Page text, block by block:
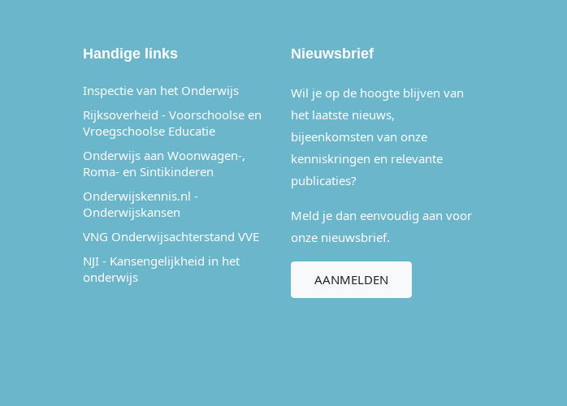
Handige links
Inspectie van het Onderwijs
Rijksoverheid - Voorschoolse en
Vroegschoolse Educatie
Onderwijs aan Woonwagen-,
Roma- en Sintikinderen
Onderwijskennis.nl -
Onderwijskansen
VNG Onderwijsachterstand VVE
NJI - Kansengelijkheid in het
onderwijs
Nieuwsbrief
Wil je op de hoogte blijven van
het laatste nieuws,
bijeenkomsten van onze
kenniskringen en relevante
publicaties?
Meld je dan eenvoudig aan voor
onze nieuwsbrief.
AANMELDEN